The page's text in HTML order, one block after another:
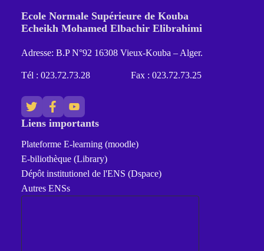
Ecole Normale Supérieure de Kouba
Echeikh Mohamed Elbachir Elibrahimi
Adresse: B.P N°92 16308 Vieux-Kouba – Alger.
Tél : 023.72.73.28 Fax : 023.72.73.25
Liens importants
Plateforme E-learning (moodle)
E-biliothèque (Library)
Dépôt institutionel de l'ENS (Dspace)
Autres ENSs